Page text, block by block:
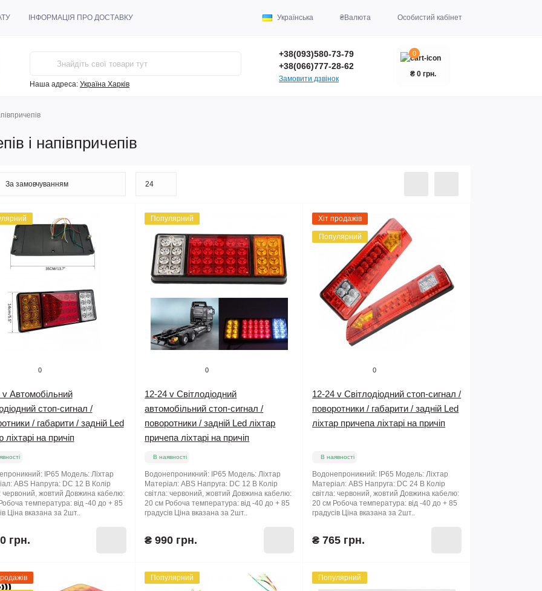
ІНФОРМАЦІЯ ПРО ДОСТАВКУ Українська ₴Валюта Особистий кабінет
Наша адреса: Україна Харків
+38(093)580-73-79
+38(066)777-28-62
Замовити дзвінок
0
₴ 0 грн.
і напівпричепів
0
v Автомобільний
стоп-сигнал /
/ габарити / задній Led
ліхтарі на причіп
IP65 Модель: Ліхтар
ABS Напруга: DC 12 В Колір
червоний, жовтий Довжина кабелю:
температура: від -40 до + 85
Ціна вказана за 2шт..
грн.
Популярний
0
12-24 v Світлодіодний
автомобільний стоп-сигнал /
поворотники / задній Led ліхтар
причепа ліхтарі на причіп
В наявності
Водонепроникний: IP65 Модель: Ліхтар
Матеріал: ABS Напруга: DC 12 В Колір
світла: червоний, жовтий Довжина кабелю:
20 см Робоча температура: від -40 до + 85
градусів Ціна вказана за 2шт..
₴ 990 грн.
Хіт продажів
Популярний
0
12-24 v Світлодіодний стоп-сигнал /
поворотники / габарити / задній Led
ліхтар причепа ліхтарі на причіп
В наявності
Водонепроникний: IP65 Модель: Ліхтар
Матеріал: ABS Напруга: DC 24 В Колір
світла: червоний, жовтий Довжина кабелю:
20 см Робоча температура: від -40 до + 85
градусів Ціна вказана за 2шт..
₴ 765 грн.
Популярний Популярний